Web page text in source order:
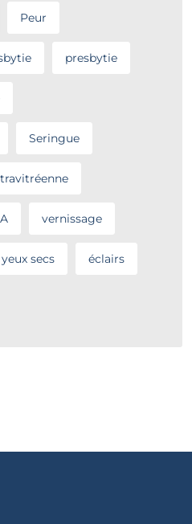
Peur
presbytie
Seringue
vernissage
yeux secs éclairs